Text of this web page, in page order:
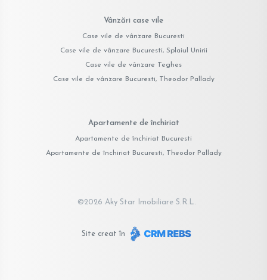
Vânzări case vile
Case vile de vânzare Bucuresti
Case vile de vânzare Bucuresti, Splaiul Unirii
Case vile de vânzare Teghes
Case vile de vânzare Bucuresti, Theodor Pallady
Apartamente de închiriat
Apartamente de închiriat Bucuresti
Apartamente de închiriat Bucuresti, Theodor Pallady
©2026 Aky Star Imobiliare S.R.L.
Site creat în